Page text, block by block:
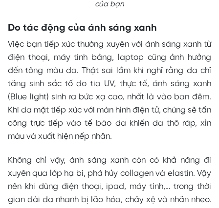
của bạn
Do tác động của ánh sáng xanh
Việc bạn tiếp xúc thường xuyên với ánh sáng xanh từ
điện thoại, máy tính bảng, laptop cũng ảnh hưởng
đến tông màu da. Thật sai lầm khi nghĩ rằng da chỉ
tăng sinh sắc tố do tia UV, thực tế, ánh sáng xanh
(Blue light) sinh ra bức xạ cao, nhất là vào ban đêm.
Khi da mặt tiếp xúc với màn hình điện tử, chúng sẽ tấn
công trực tiếp vào tế bào da khiến da thô ráp, xỉn
màu và xuất hiện nếp nhăn.
Không chỉ vậy, ánh sáng xanh còn có khả năng đi
xuyên qua lớp hạ bì, phá hủy collagen và elastin. Vậy
nên khi dùng điện thoại, ipad, máy tính,… trong thời
gian dài da nhanh bị lão hóa, chảy xệ và nhăn nheo.